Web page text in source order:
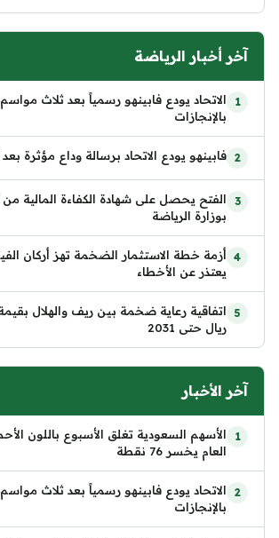
آخر أخبار الرياضة
الاتحاد يودع فابينهو رسمياً بعد ثلاث
بالإنجازات
فابينهو يودع الاتحاد برسالة وداع مؤثرة بعد
الفتح يحصل على شهادة الكفاءة المالية من
بوزارة الرياضة
أزمة خطة الاستثمار الضخمة تهز أركان
يعتذر عن الأخطاء
ريال حتى 2031
آخر الأخبار
الأسهم السعودية تغلق الأسبوع باللون
العام يخسر 76 نقطة
الاتحاد يودع فابينهو رسمياً بعد ثلاث
بالإنجازات